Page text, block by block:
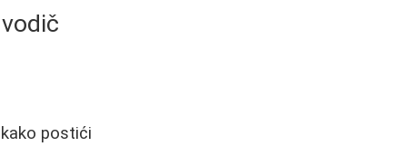
postići